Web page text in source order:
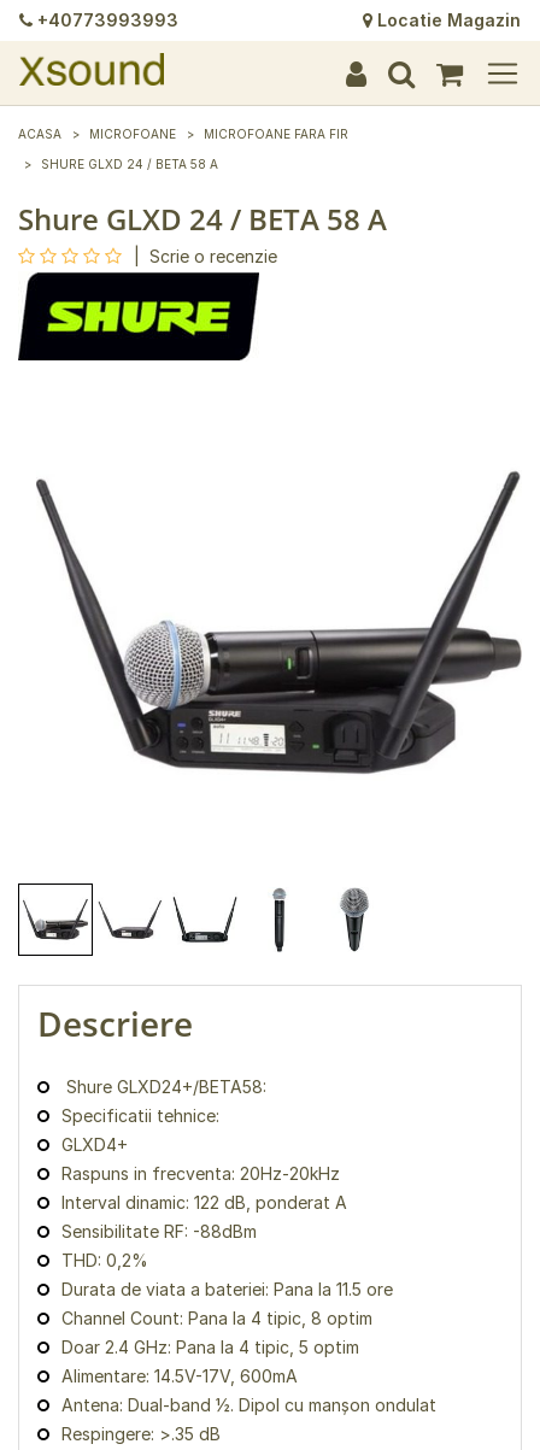
+40773993993 Locatie Magazin
+
+
+
+
+
+
+
+
+
+
+
+
+
+
ACASA MICROFOANE MICROFOANE FARA FIR
SHURE GLXD 24 / BETA 58 A
Shure GLXD 24 / BETA 58 A
Scrie o recenzie
Descriere
Shure GLXD24+/BETA58:
Specificatii tehnice:
GLXD4+
Raspuns in frecventa: 20Hz-20kHz
Interval dinamic: 122 dB, ponderat A
Sensibilitate RF: -88dBm
THD: 0,2%
Durata de viata a bateriei: Pana la 11.5 ore
Channel Count: Pana la 4 tipic, 8 optim
Doar 2.4 GHz: Pana la 4 tipic, 5 optim
Alimentare: 14.5V-17V, 600mA
Antena: Dual-band ½. Dipol cu manșon ondulat
Respingere: >.35 dB